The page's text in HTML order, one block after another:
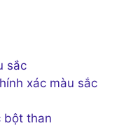
sắc
xác màu sắc
bột than